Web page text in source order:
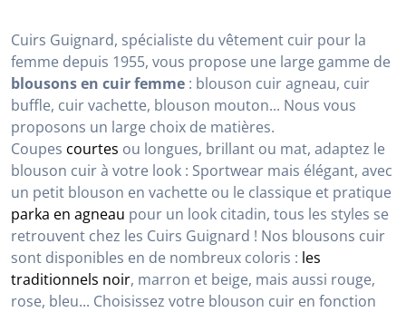
Cuirs Guignard, spécialiste du vêtement cuir pour la
femme depuis 1955, vous propose une large gamme de
blousons en cuir femme : blouson cuir agneau, cuir
buffle, cuir vachette, blouson mouton... Nous vous
proposons un large choix de matières.
Coupes courtes ou longues, brillant ou mat, adaptez le
blouson cuir à votre look : Sportwear mais élégant, avec
un petit blouson en vachette ou le classique et pratique
parka en agneau pour un look citadin, tous les styles se
retrouvent chez les Cuirs Guignard ! Nos blousons cuir
sont disponibles en de nombreux coloris : les
traditionnels noir, marron et beige, mais aussi rouge,
rose, bleu... Choisissez votre blouson cuir en fonction